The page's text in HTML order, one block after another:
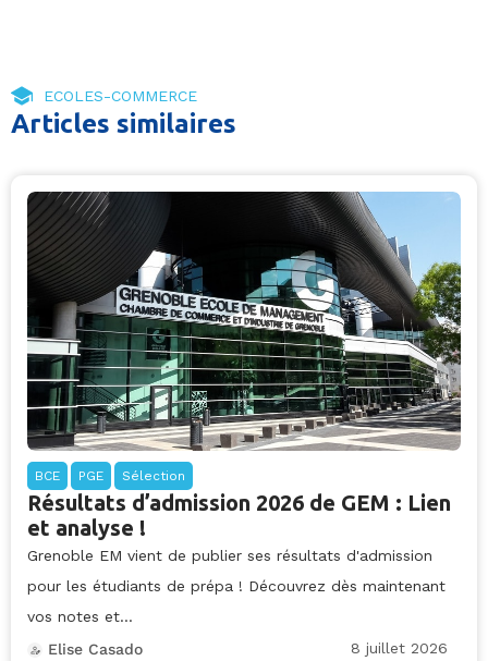
ECOLES-COMMERCE
Articles similaires
BCE PGE Sélection
Résultats d’admission 2026 de GEM : Lien
et analyse !
Grenoble EM vient de publier ses résultats d'admission
pour les étudiants de prépa ! Découvrez dès maintenant
vos notes et...
Elise Casado
8 juillet 2026